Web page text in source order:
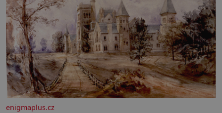
enigmaplus.cz